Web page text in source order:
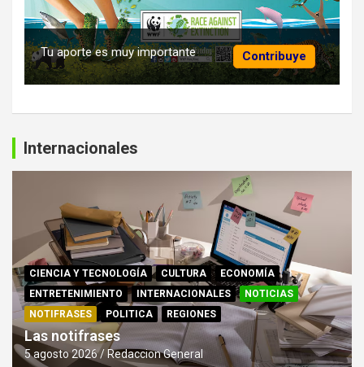
Contribuye
Tu aporte es muy importante
Internacionales
CIENCIA Y TECNOLOGÍA CULTURA
ECONOMÍA
ENTRETENIMIENTO
INTERNACIONALES
NOTICIAS
NOTIFRASES
POLITICA REGIONES
Las notifrases
5 agosto 2026 Redaccion General